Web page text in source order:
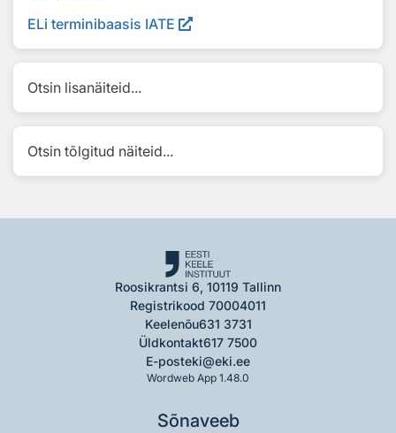
ELi terminibaasis IATE
Otsin lisanäiteid...
Otsin tõlgitud näiteid...
Roosikrantsi 6, 10119 Tallinn
Registrikood 70004011
Keelenõu631 3731
Üldkontakt617 7500
E-posteki@eki.ee
Wordweb App 1.48.0
Sõnaveeb